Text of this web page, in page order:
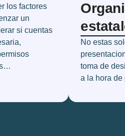
los factores
un
si cuentas
No estas
toma de
a la hora